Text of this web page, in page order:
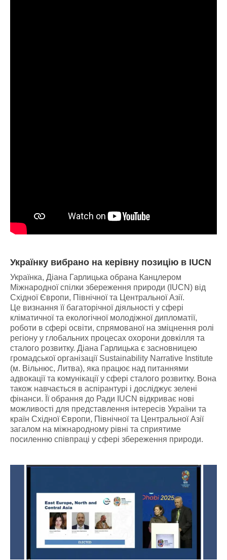
Українку вибрано на керівну позицію в IUCN
Українка, Діана Гарлицька обрана Канцлером
Міжнародної спілки збереження природи (IUCN) від
Східної Європи, Північної та Центральної Азії.
Це визнання її багаторічної діяльності у сфері
кліматичної та екологічної молодіжної дипломатії,
роботи в сфері освіти, спрямованої на зміцнення ролі
регіону у глобальних процесах охорони довкілля та
сталого розвитку. Діана Гарлицька є засновницею
громадської організації Sustainability Narrative Institute
(м. Вільнюс, Литва), яка працює над питаннями
адвокації та комунікації у сфері сталого розвитку. Вона
також навчається в аспірантурі і досліджує зелені
фінанси. Її обрання до Ради IUCN відкриває нові
можливості для представлення інтересів України та
країн Східної Європи, Північної та Центральної Азії
загалом на міжнародному рівні та сприятиме
посиленню співпраці у сфері збереження природи.